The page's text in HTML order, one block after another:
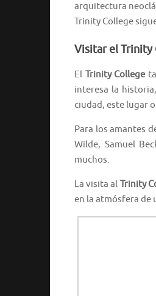
arquitectura
Trinity College
Visitar el Trinity
El Trinity College
interesa la
ciudad, este lugar
Para los amantes
Wilde, Samuel
muchos.
La visita al Trinity
en la atmósfera de